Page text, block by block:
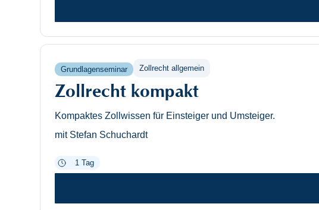
Grundlagenseminar Zollrecht allgemein
Zollrecht kompakt
Kompaktes Zollwissen für Einsteiger und Umsteiger.
mit Stefan Schuchardt
1 Tag